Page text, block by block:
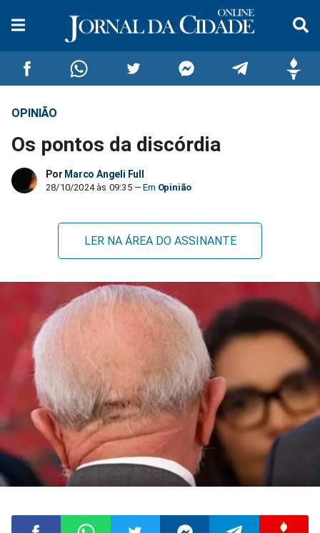
Compartilhar
no
Facebook
Compartilhar
no
Whatsapp
no
Twitter
no
Messenger
OPINIÃO
Os pontos da discórdia
Por Marco Angeli Full
28/10/2024 às 09:35 Opinião
LER NA ÁREA DO ASSINANTE